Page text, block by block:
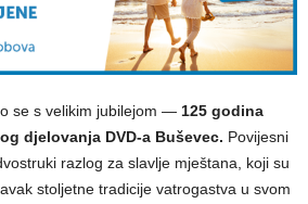
se s velikim jubilejom — 125 godina
djelovanja DVD-a Buševec. Povijesni
razlog za slavlje mještana, koji su
stoljetne tradicije vatrogastva u svom